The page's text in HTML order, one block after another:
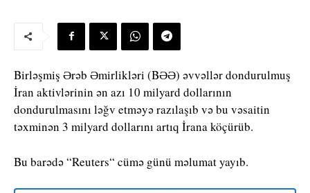
Birləşmiş Ərəb Əmirlikləri (BƏƏ) əvvəllər dondurulmuş
İran aktivlərinin ən azı 10 milyard dollarının
dondurulmasını ləğv etməyə razılaşıb və bu vəsaitin
təxminən 3 milyard dollarını artıq İrana köçürüb.
Bu barədə “Reuters“ cümə günü məlumat yayıb.